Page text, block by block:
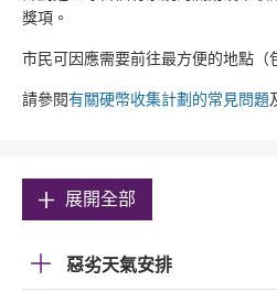
獎項。
市民可因應需要前往最方便的地點（
請參閱有關硬幣收集計劃的常見問題
展開全部
惡劣天氣安排